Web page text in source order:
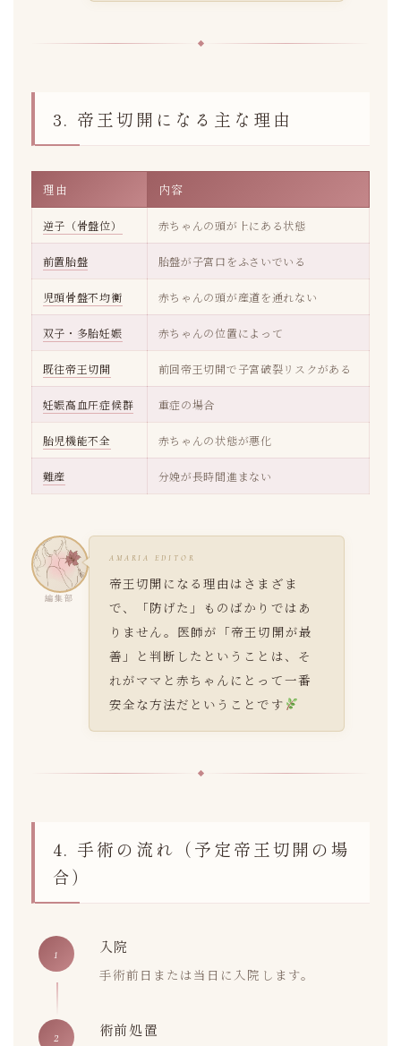
3. 帝王切開になる主な理由
理由 内容
逆子（骨盤位） 赤ちゃんの頭が上にある状態
前置胎盤 胎盤が子宮口をふさいでいる
児頭骨盤不均衡 赤ちゃんの頭が産道を通れない
双子・多胎妊娠 赤ちゃんの位置によって
既往帝王切開 前回帝王切開で子宮破裂リスクがある
妊娠高血圧症候群 重症の場合
胎児機能不全 赤ちゃんの状態が悪化
難産 分娩が長時間進まない
編集部
AMARIA EDITOR
帝王切開になる理由はさまざま
で、「防げた」ものばかりではあ
りません。医師が「帝王切開が最
善」と判断したということは、そ
れがママと赤ちゃんにとって一番
安全な方法だということです
4. 手術の流れ（予定帝王切開の場
合）
1 入院
手術前日または当日に入院します。
2 術前処置